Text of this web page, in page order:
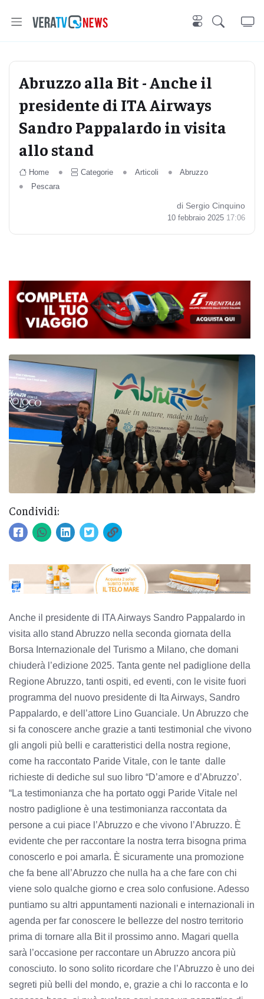
Abruzzo alla Bit - Anche il
presidente di ITA Airways
Sandro Pappalardo in visita
allo stand
Home Categorie Articoli
Abruzzo
Pescara
di Sergio Cinquino
10 febbraio 2025 17:06
Condividi:
Anche il presidente di ITA Airways Sandro Pappalardo in
visita allo stand Abruzzo nella seconda giornata della
Borsa Internazionale del Turismo a Milano, che domani
chiuderà l’edizione 2025. Tanta gente nel padiglione della
Regione Abruzzo, tanti ospiti, ed eventi, con le visite fuori
programma del nuovo presidente di Ita Airways, Sandro
Pappalardo, e dell’attore Lino Guanciale. Un Abruzzo che
si fa conoscere anche grazie a tanti testimonial che vivono
gli angoli più belli e caratteristici della nostra regione,
come ha raccontato Paride Vitale, con le tante dalle
richieste di dediche sul suo libro “D’amore e d’Abruzzo’.
“La testimonianza che ha portato oggi Paride Vitale nel
nostro padiglione è una testimonianza raccontata da
persone a cui piace l’Abruzzo e che vivono l’Abruzzo. È
evidente che per raccontare la nostra terra bisogna prima
conoscerlo e poi amarla. È sicuramente una promozione
che fa bene all’Abruzzo che nulla ha a che fare con chi
viene solo qualche giorno e crea solo confusione. Adesso
puntiamo su altri appuntamenti nazionali e internazionali in
agenda per far conoscere le bellezze del nostro territorio
prima di tornare alla Bit il prossimo anno. Magari quella
sarà l’occasione per raccontare un Abruzzo ancora più
conosciuto. Io sono solito ricordare che l’Abruzzo è uno dei
segreti più belli del mondo, e, grazie a chi lo racconta e lo